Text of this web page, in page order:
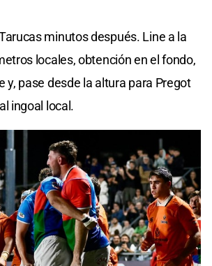
minutos después. Line a la
locales, obtención en el fondo,
y, pase desde la altura para Pregot
ingoal local.